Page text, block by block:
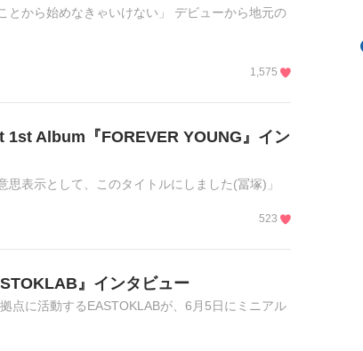
とから始めなきゃいけない」 デビューから地元の
1,575
Album『FOREVER YOUNG』イン
思表示として、このタイトルにしました(冨塚)」
523
』インタビュー
点に活動するEASTOKLABが、6月5日にミニアル